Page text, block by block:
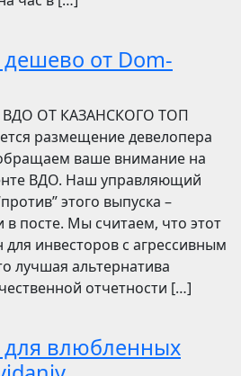
от Dom-
ОТ КАЗАНСКОГО ТОП
размещение девелопера
ваше внимание на
ВДО. Наш управляющий
этого выпуска –
в посте. Мы считаем, что этот
инвесторов с агрессивным
лучшая альтернатива
отчетности […]
для влюбленных